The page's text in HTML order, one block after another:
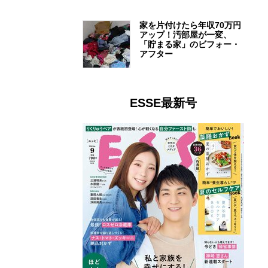
家を片付けたら年収70万円
アップ！汚部屋が一変、
「貯まる家」のビフォー・
アフター
ESSE最新号